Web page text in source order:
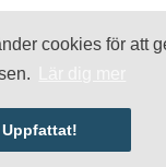
cookies för att
Uppfattat!